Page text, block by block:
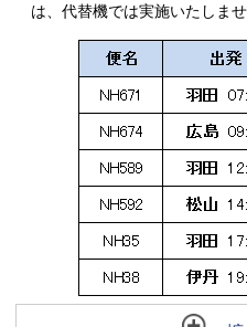
は、代替機では実施いたしま